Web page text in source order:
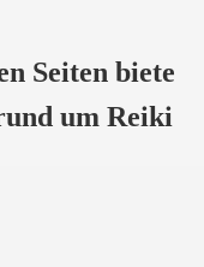
Seiten biete
um Reiki